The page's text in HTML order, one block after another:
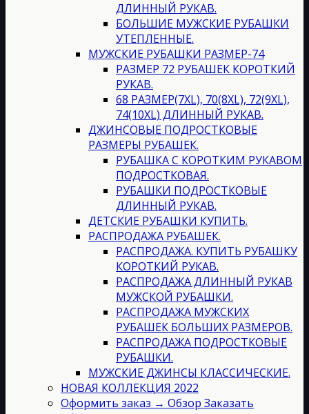
ДЛИННЫЙ РУКАВ.
БОЛЬШИЕ МУЖСКИЕ РУБАШКИ
УТЕПЛЕННЫЕ.
МУЖСКИЕ РУБАШКИ РАЗМЕР-74
РАЗМЕР 72 РУБАШЕК КОРОТКИЙ
РУКАВ.
68 РАЗМЕР(7XL), 70(8XL), 72(9XL),
74(10XL) ДЛИННЫЙ РУКАВ.
ДЖИНСОВЫЕ ПОДРОСТКОВЫЕ
РАЗМЕРЫ РУБАШЕК.
РУБАШКА С КОРОТКИМ РУКАВОМ
ПОДРОСТКОВАЯ.
РУБАШКИ ПОДРОСТКОВЫЕ
ДЛИННЫЙ РУКАВ.
ДЕТСКИЕ РУБАШКИ КУПИТЬ.
РАСПРОДАЖА РУБАШЕК.
РАСПРОДАЖА. КУПИТЬ РУБАШКУ
КОРОТКИЙ РУКАВ.
РАСПРОДАЖА ДЛИННЫЙ РУКАВ
МУЖСКОЙ РУБАШКИ.
РАСПРОДАЖА МУЖСКИХ
РУБАШЕК БОЛЬШИХ РАЗМЕРОВ.
РАСПРОДАЖА ПОДРОСТКОВЫЕ
РУБАШКИ.
МУЖСКИЕ ДЖИНСЫ КЛАССИЧЕСКИЕ.
НОВАЯ КОЛЛЕКЦИЯ 2022
Оформить заказ → Обзор Заказать